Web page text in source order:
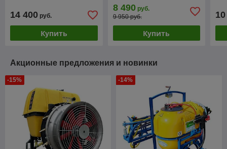
14 400 руб.
Купить
8 490руб.
9 950 руб.
Купить
Акционные предложения и новинки
-15% -14%